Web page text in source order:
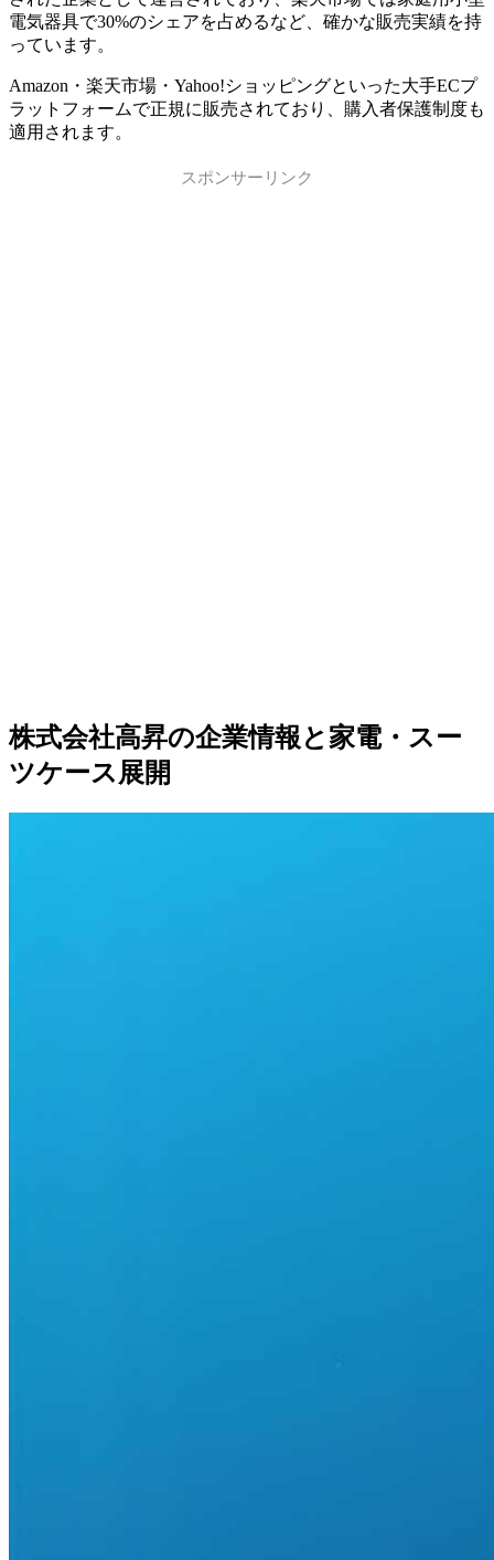
電気器具で30%のシェアを占めるなど、確かな販売実績を持
っています。
Amazon・楽天市場・Yahoo!ショッピングといった大手ECプ
ラットフォームで正規に販売されており、購入者保護制度も
適用されます。
スポンサーリンク
株式会社高昇の企業情報と家電・スー
ツケース展開